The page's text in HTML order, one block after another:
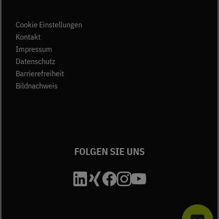
Cookie Einstellungen
Kontakt(öffnet in neuem Tab)
Impressum
Datenschutz
Barrierefreiheit
Bildnachweis
FOLGEN SIE UNS
Die Unfallkasse
Die Unfallkasse
Die Unfallkasse
DieDie